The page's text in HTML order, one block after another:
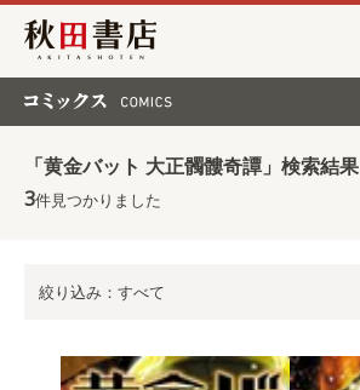
秋田書店
「黄金バット 大正髑髏奇譚」検索結果
3件見つかりました
絞り込み：すべて